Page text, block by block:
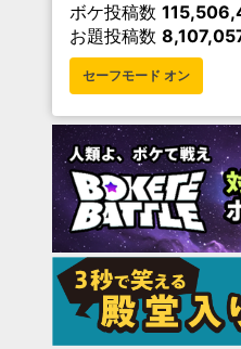
ボケ投稿数
お題投稿数
セーフモード オン